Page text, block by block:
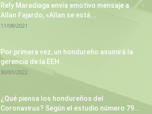
Rely Maradiaga envía emotivo mensaje a
Allan Fajardo, «Allan se está...
11/08/2021
Por primera vez, un hondureño asumirá la
gerencia de la EEH
30/01/2022
¿Qué piensa los hondureños del
Coronavirus? Según el estudio número 79...